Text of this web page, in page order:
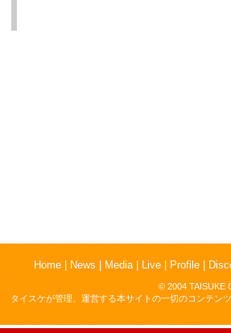
Home| News Media| Live| Profile|
© 2004 TAISUKE
タイスケが管理、運営する本サイトの一切のコンテン